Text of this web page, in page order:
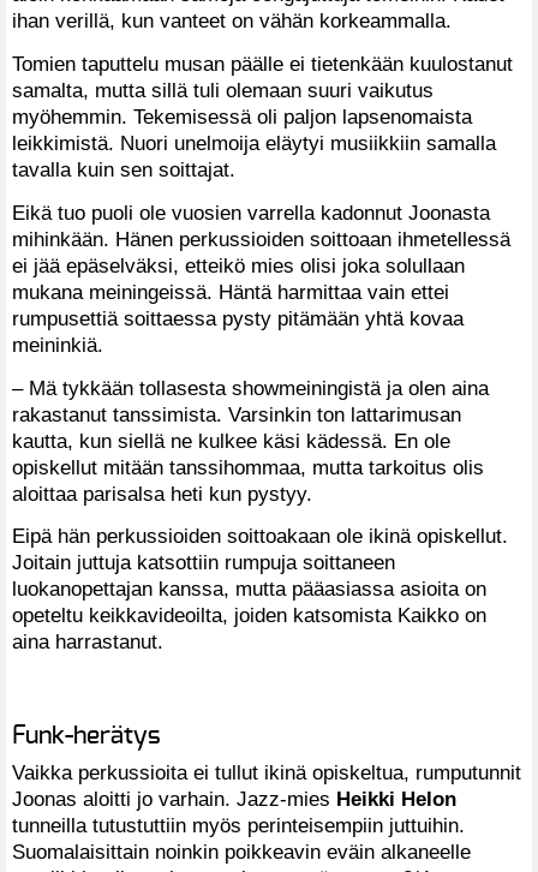
ihan verillä, kun vanteet on vähän korkeammalla.
Tomien taputtelu musan päälle ei tietenkään kuulostanut
samalta, mutta sillä tuli olemaan suuri vaikutus
myöhemmin. Tekemisessä oli paljon lapsenomaista
leikkimistä. Nuori unelmoija eläytyi musiikkiin samalla
tavalla kuin sen soittajat.
Eikä tuo puoli ole vuosien varrella kadonnut Joonasta
mihinkään. Hänen perkussioiden soittoaan ihmetellessä
ei jää epäselväksi, etteikö mies olisi joka solullaan
mukana meiningeissä. Häntä harmittaa vain ettei
rumpusettiä soittaessa pysty pitämään yhtä kovaa
meininkiä.
– Mä tykkään tollasesta showmeiningistä ja olen aina
rakastanut tanssimista. Varsinkin ton lattarimusan
kautta, kun siellä ne kulkee käsi kädessä. En ole
opiskellut mitään tanssihommaa, mutta tarkoitus olis
aloittaa parisalsa heti kun pystyy.
Eipä hän perkussioiden soittoakaan ole ikinä opiskellut.
Joitain juttuja katsottiin rumpuja soittaneen
luokanopettajan kanssa, mutta pääasiassa asioita on
opeteltu keikkavideoilta, joiden katsomista Kaikko on
aina harrastanut.
Funk-herätys
Vaikka perkussioita ei tullut ikinä opiskeltua, rumputunnit
Joonas aloitti jo varhain. Jazz-mies Heikki Helon
tunneilla tutustuttiin myös perinteisempiin juttuihin.
Suomalaisittain noinkin poikkeavin eväin alkaneelle